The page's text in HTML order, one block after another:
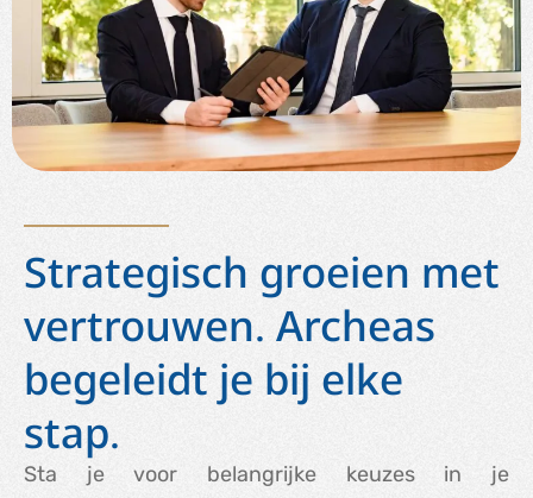
Strategisch groeien met
vertrouwen. Archeas
begeleidt je bij elke
stap.
Sta je voor belangrijke keuzes in je